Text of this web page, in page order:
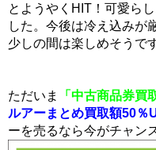
とようやくHIT！可愛ら
した。今後は冷え込みが
少しの間は楽しめそうで
ただいま 「中古商品券買
ルアーまとめ買取額50％
ーを売るなら今がチャン